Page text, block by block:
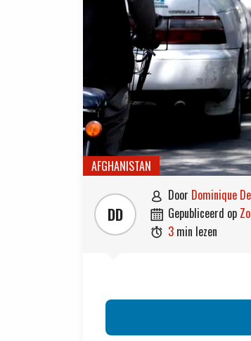
AFGHANISTAN
DD
 door Dominique
 gepubliceerd op
 3 min lezen